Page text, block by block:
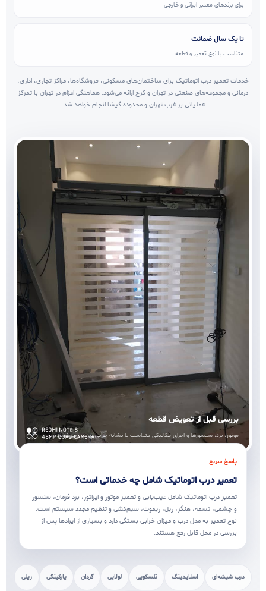
برای برندهای معتبر ایرانی و خارجی
تا یک سال ضمانت
متناسب با نوع تعمیر و قطعه
خدمات تعمیر درب اتوماتیک برای ساختمان‌های مسکونی، فروشگاه‌ها، مراکز تجاری، اداری،
درمانی و مجموعه‌های صنعتی در تهران و کرج ارائه می‌شود. هماهنگی اعزام در تهران با تمرکز
عملیاتی بر غرب تهران و محدوده گیشا انجام خواهد شد.
بررسی قبل از تعویض قطعه
موتور، برد، سنسورها و اجزای مکانیکی متناسب با نشانه خرابی بررسی می‌شوند.
پاسخ سریع
تعمیر درب اتوماتیک شامل چه خدماتی است؟
تعمیر درب اتوماتیک شامل عیب‌یابی و تعمیر موتور و اپراتور، برد فرمان، سنسور
و چشمی، تسمه، هنگر، ریل، ریموت، سیم‌کشی و تنظیم مجدد سیستم است.
نوع تعمیر به مدل درب و میزان خرابی بستگی دارد و بسیاری از ایرادها پس از
بررسی در محل قابل رفع هستند.
درب شیشه‌ای اسلایدینگ تلسکوپی لولایی گردان پارکینگی ریلی